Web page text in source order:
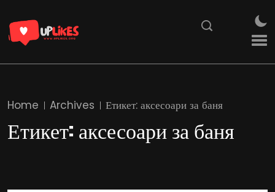
Home Archives Етикет: аксесоари за баня
Етикет:аксесоари за баня